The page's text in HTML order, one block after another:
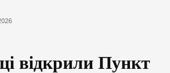
відкрили Пункт